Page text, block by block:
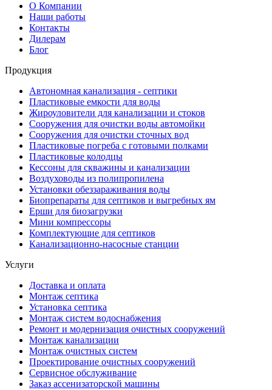
О Компании
Наши работы
Контакты
Дилерам
Блог
Продукция
Автономная канализация - септики
Пластиковые емкости для воды
Жироуловители для канализации и стоков
Сооружения для очистки воды автомойки
Сооружения для очистки сточных вод
Пластиковые погреба с готовыми полками
Пластиковые колодцы
Кессоны для скважины и канализации
Воздуховоды из полипропилена
Установки обеззараживания воды
Биопрепараты для септиков и выгребных ям
Ерши для биозагрузки
Мини компрессоры
Комплектующие для септиков
Канализационно-насосные станции
Услуги
Доставка и оплата
Монтаж септика
Установка септика
Монтаж систем водоснабжения
Ремонт и модернизация очистных сооружений
Монтаж канализации
Монтаж очистных систем
Проектирование очистных сооружений
Сервисное обслуживание
Заказ ассенизаторской машины